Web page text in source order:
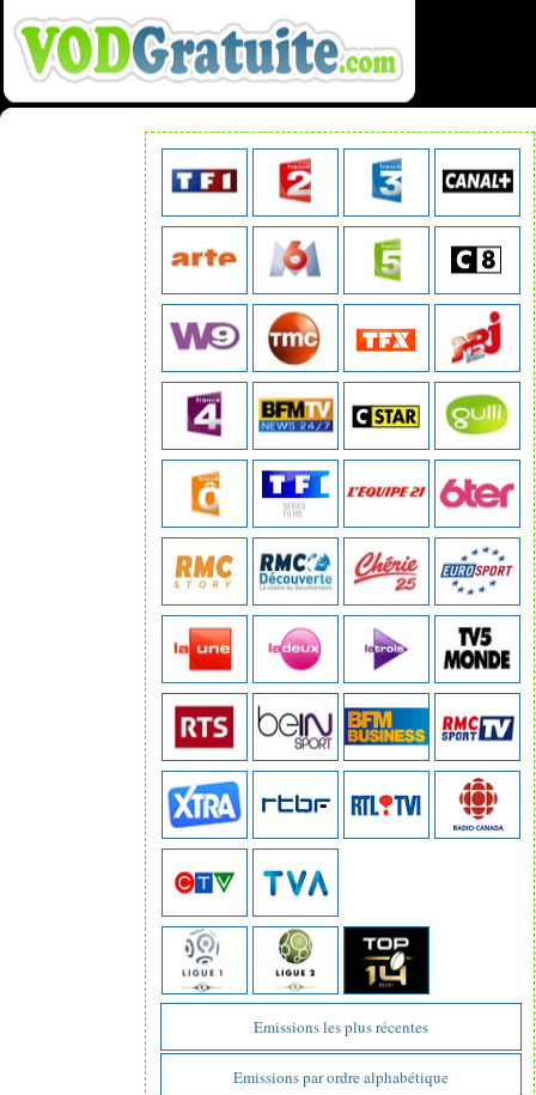
Emissions les plus récentes
Emissions par ordre alphabétique